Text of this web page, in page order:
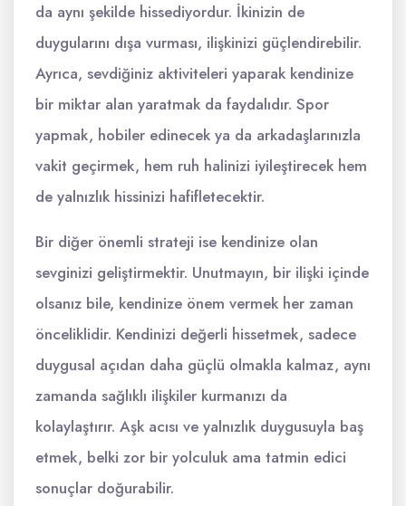
da aynı şekilde hissediyordur. İkinizin de
duygularını dışa vurması, ilişkinizi güçlendirebilir.
Ayrıca, sevdiğiniz aktiviteleri yaparak kendinize
bir miktar alan yaratmak da faydalıdır. Spor
yapmak, hobiler edinecek ya da arkadaşlarınızla
vakit geçirmek, hem ruh halinizi iyileştirecek hem
de yalnızlık hissinizi hafifletecektir.
Bir diğer önemli strateji ise kendinize olan
sevginizi geliştirmektir. Unutmayın, bir ilişki içinde
olsanız bile, kendinize önem vermek her zaman
önceliklidir. Kendinizi değerli hissetmek, sadece
duygusal açıdan daha güçlü olmakla kalmaz, aynı
zamanda sağlıklı ilişkiler kurmanızı da
kolaylaştırır. Aşk acısı ve yalnızlık duygusuyla baş
etmek, belki zor bir yolculuk ama tatmin edici
sonuçlar doğurabilir.